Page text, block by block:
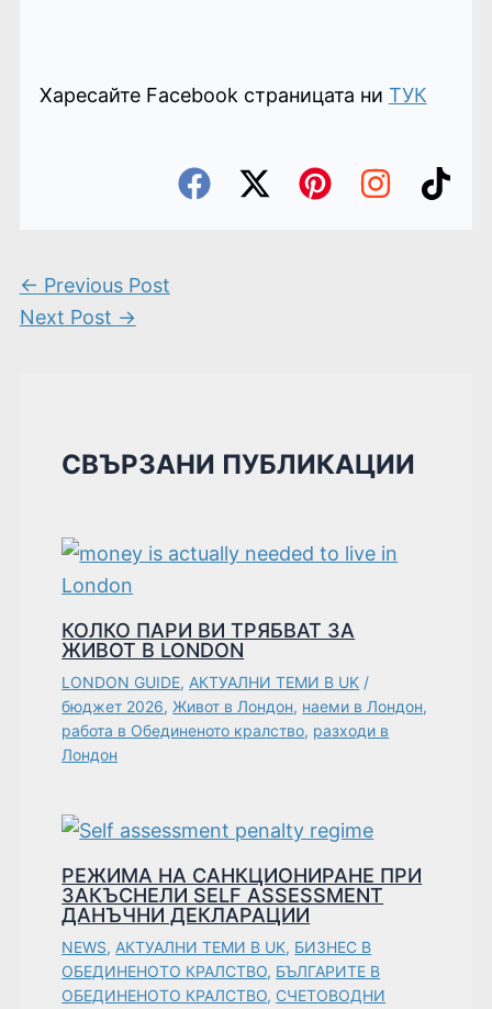
Харесайте Facebook страницата ни ТУК
← Previous Post
Next Post →
СВЪРЗАНИ ПУБЛИКАЦИИ
КОЛКО ПАРИ ВИ ТРЯБВАТ ЗА
ЖИВОТ В LONDON
LONDON GUIDE, АКТУАЛНИ ТЕМИ В UK /
бюджет 2026, Живот в Лондон, наеми в Лондон,
работа в Обединеното кралство, разходи в
Лондон
РЕЖИМА НА САНКЦИОНИРАНЕ ПРИ
ЗАКЪСНЕЛИ SELF ASSESSMENT
ДАНЪЧНИ ДЕКЛАРАЦИИ
NEWS, АКТУАЛНИ ТЕМИ В UK, БИЗНЕС В
ОБЕДИНЕНОТО КРАЛСТВО, БЪЛГАРИТЕ В
ОБЕДИНЕНОТО КРАЛСТВО, СЧЕТОВОДНИ